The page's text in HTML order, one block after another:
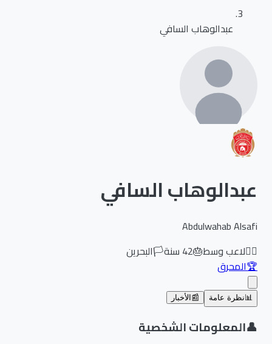
عبدالوهاب السافي
عبدالوهاب السافي
Abdulwahab Alsafi
لاعب وسط🎂
42سنة🏳️البحرين
المحرق
نظرة عامة 📰 الأخبار
المعلومات الشخصية